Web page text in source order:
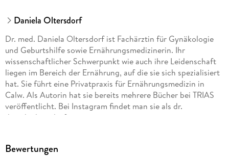
Daniela Oltersdorf
Dr. med. Daniela Oltersdorf ist Fachärztin für Gynäkologie
und Geburtshilfe sowie Ernährungsmedizinerin. Ihr
wissenschaftlicher Schwerpunkt wie auch ihre Leidenschaft
liegen im Bereich der Ernährung, auf die sie sich spezialisiert
hat. Sie führt eine Privatpraxis für Ernährungsmedizin in
Calw. Als Autorin hat sie bereits mehrere Bücher bei TRIAS
veröffentlicht. Bei Instagram findet man sie als dr.
danielaoltersdorf
Bewertungen